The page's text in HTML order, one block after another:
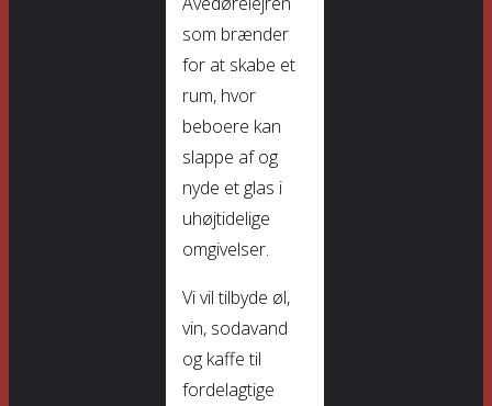
som brænder
for at skabe et
rum, hvor
beboere kan
slappe af og
nyde et glas i
uhøjtidelige
omgivelser.
Vi vil tilbyde øl,
vin, sodavand
og kaffe til
fordelagtige